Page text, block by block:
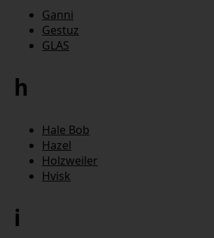
Ganni
Gestuz
GLAS
h
Hale Bob
Hazel
Holzweiler
Hvisk
i